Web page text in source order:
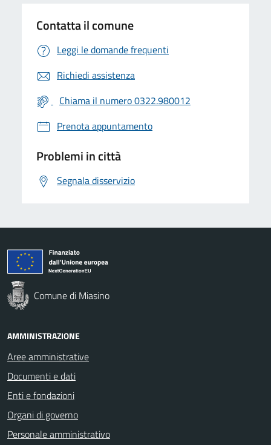
Contatta il comune
Leggi le domande frequenti
Richiedi assistenza
Chiama il numero 0322.980012
Prenota appuntamento
Problemi in città
Segnala disservizio
Comune di Miasino
AMMINISTRAZIONE
Aree amministrative
Documenti e dati
Enti e fondazioni
Organi di governo
Personale amministrativo